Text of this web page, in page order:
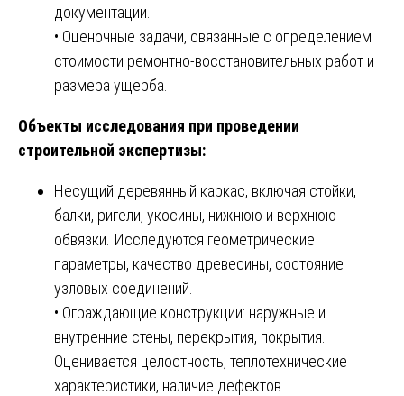
документации.
• Оценочные задачи, связанные с определением
стоимости ремонтно-восстановительных работ и
размера ущерба.
Объекты исследования при проведении
строительной экспертизы:
Несущий деревянный каркас, включая стойки,
балки, ригели, укосины, нижнюю и верхнюю
обвязки. Исследуются геометрические
параметры, качество древесины, состояние
узловых соединений.
• Ограждающие конструкции: наружные и
внутренние стены, перекрытия, покрытия.
Оценивается целостность, теплотехнические
характеристики, наличие дефектов.